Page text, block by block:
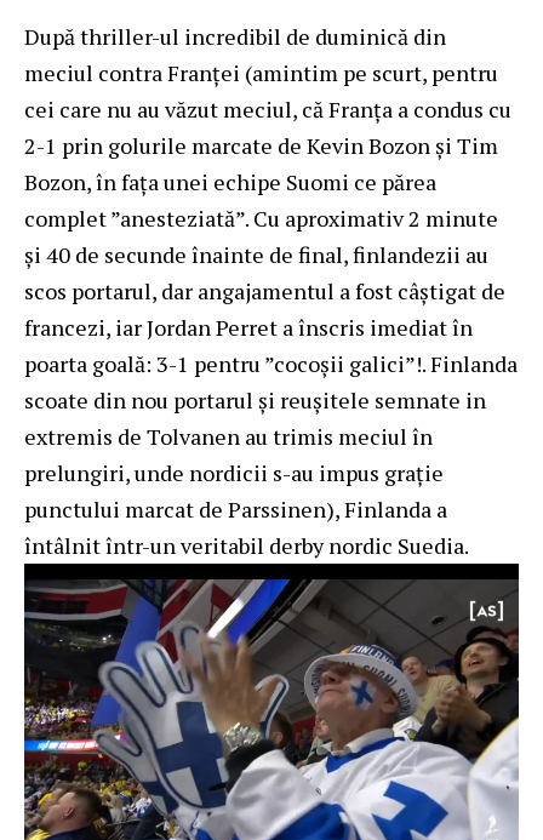
După thriller-ul incredibil de duminică din
meciul contra Franței (amintim pe scurt, pentru
cei care nu au văzut meciul, că Franța a condus cu
2-1 prin golurile marcate de Kevin Bozon și Tim
Bozon, în fața unei echipe Suomi ce părea
complet ”anesteziată”. Cu aproximativ 2 minute
și 40 de secunde înainte de final, finlandezii au
scos portarul, dar angajamentul a fost câștigat de
francezi, iar Jordan Perret a înscris imediat în
poarta goală: 3-1 pentru ”cocoșii galici”!. Finlanda
scoate din nou portarul și reușitele semnate in
extremis de Tolvanen au trimis meciul în
prelungiri, unde nordicii s-au impus grație
punctului marcat de Parssinen), Finlanda a
întâlnit într-un veritabil derby nordic Suedia.